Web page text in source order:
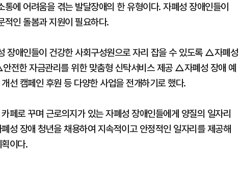
에 어려움을 겪는 발달장애의 한 유형이다. 자폐성 장애인들이
적인 돌봄과 지원이 필요하다.
장애인들이 건강한 사회구성원으로 자리 잡을 수 있도록 △자폐성
전한 자금관리를 위한 맞춤형 신탁서비스 제공 △자폐성 장애 예
선 캠페인 후원 등 다양한 사업을 전개하기로 했다.
페로 꾸며 근로의지가 있는 자폐성 장애인들에게 양질의 일자리
성 장애 청년을 채용하여 지속적이고 안정적인 일자리를 제공해
이다.